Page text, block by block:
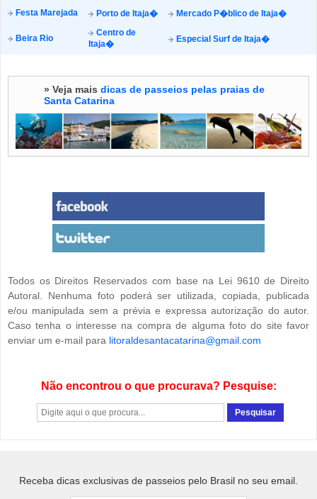
Festa Marejada
Porto de Itaja� Mercado P�blico de Itaja�
Beira Rio
Centro de
Itaja�
Especial Surf de Itaja�
» Veja mais dicas de passeios pelas praias de
Santa Catarina
Todos os Direitos Reservados com base na Lei 9610 de Direito
Autoral. Nenhuma foto poderá ser utilizada, copiada, publicada
e/ou manipulada sem a prévia e expressa autorização do autor.
Caso tenha o interesse na compra de alguma foto do site favor
enviar um e-mail para litoraldesantacatarina@gmail.com
Não encontrou o que procurava? Pesquise:
Receba dicas exclusivas de passeios pelo Brasil no seu email.